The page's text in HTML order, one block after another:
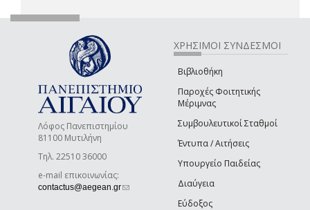
Λόφος Πανεπιστημίου
81100 Μυτιλήνη
Τηλ. 22510 36000
e-mail επικοινωνίας:
contactus@aegean.gr(link sends e-mail)
ΧΡΗΣΙΜΟΙ ΣΥΝΔΕΣΜΟΙ
Βιβλιοθήκη
Παροχές Φοιτητικής
Μέριμνας
Συμβουλευτικοί Σταθμοί
Έντυπα / Αιτήσεις
Υπουργείο Παιδείας
Διαύγεια
Εύδοξος